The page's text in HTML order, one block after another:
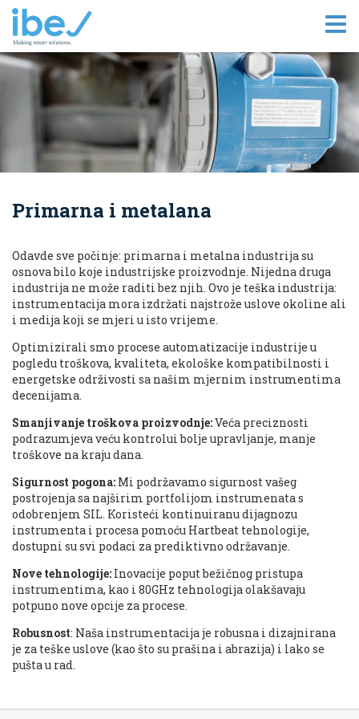
Primarna i metalana
Odavde sve počinje: primarna i metalna industrija su
osnova bilo koje industrijske proizvodnje. Nijedna druga
industrija ne može raditi bez njih. Ovo je teška industrija:
instrumentacija mora izdržati najstrože uslove okoline ali
i medija koji se mjeri u isto vrijeme.
Optimizirali smo procese automatizacije industrije u
pogledu troškova, kvaliteta, ekološke kompatibilnosti i
energetske održivosti sa našim mjernim instrumentima
decenijama.
Smanjivanje troškova proizvodnje:Veća preciznosti
podrazumjeva veću kontrolui bolje upravljanje, manje
troškove na kraju dana.
Sigurnost pogona: Mi podržavamo sigurnost vašeg
postrojenja sa najširim portfolijom instrumenata s
odobrenjem SIL. Koristeći kontinuiranu dijagnozu
instrumenta i procesa pomoću Hartbeat tehnologije,
dostupni su svi podaci za prediktivno održavanje.
Nove tehnologije: Inovacije poput bežičnog pristupa
instrumentima, kao i 80GHz tehnologija olakšavaju
potpuno nove opcije za procese.
Robusnost: Naša instrumentacija je robusna i dizajnirana
je za teške uslove (kao što su prašina i abrazija) i lako se
pušta u rad.